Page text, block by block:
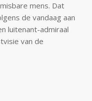
mens. Dat
de vandaag aan
luitenant-admiraal
van de